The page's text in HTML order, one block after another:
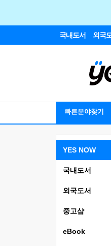
국내도서 외국
빠른분야찾기
YES NOW
국내도서
외국도서
중고샵
eBook